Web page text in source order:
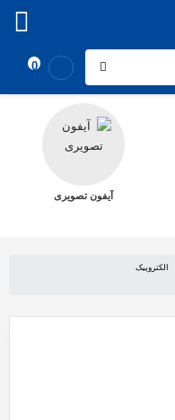
0
آیفون تصویری
الکتروپیک